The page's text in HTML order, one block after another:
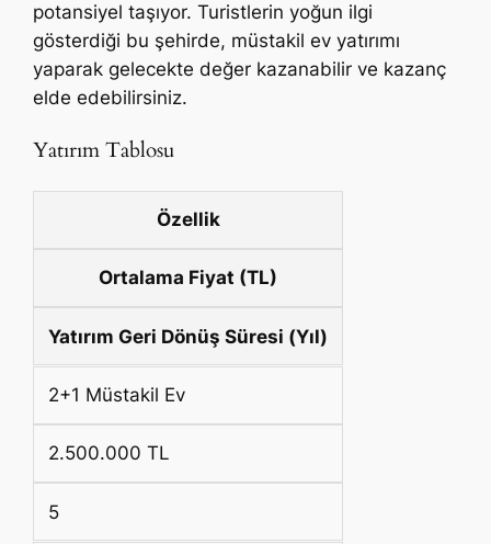
potansiyel taşıyor. Turistlerin yoğun ilgi
gösterdiği bu şehirde, müstakil ev yatırımı
yaparak gelecekte değer kazanabilir ve kazanç
elde edebilirsiniz.
Yatırım Tablosu
Özellik
Ortalama Fiyat (TL)
Yatırım Geri Dönüş Süresi (Yıl)
2+1 Müstakil Ev
2.500.000 TL
5